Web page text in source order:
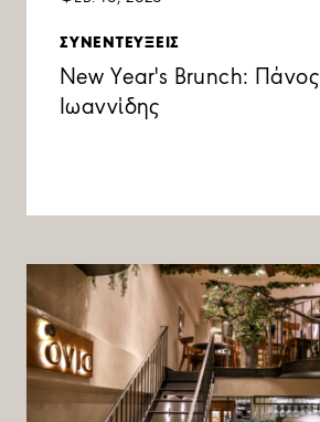
ΣΥΝΕΝΤΕΥΞΕΙΣ
New Year's Brunch: Πάνος
Ιωαννίδης